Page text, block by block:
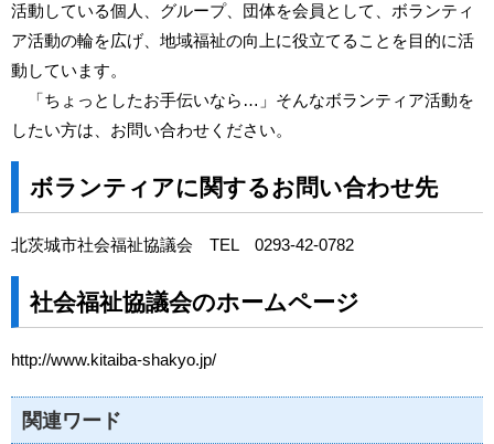
活動している個人、グループ、団体を会員として、ボランティ
ア活動の輪を広げ、地域福祉の向上に役立てることを目的に活
動しています。
「ちょっとしたお手伝いなら…」そんなボランティア活動を
したい方は、お問い合わせください。
ボランティアに関するお問い合わせ先
北茨城市社会福祉協議会 TEL 0293-42-0782
社会福祉協議会のホームページ
http://www.kitaiba-shakyo.jp/
関連ワード